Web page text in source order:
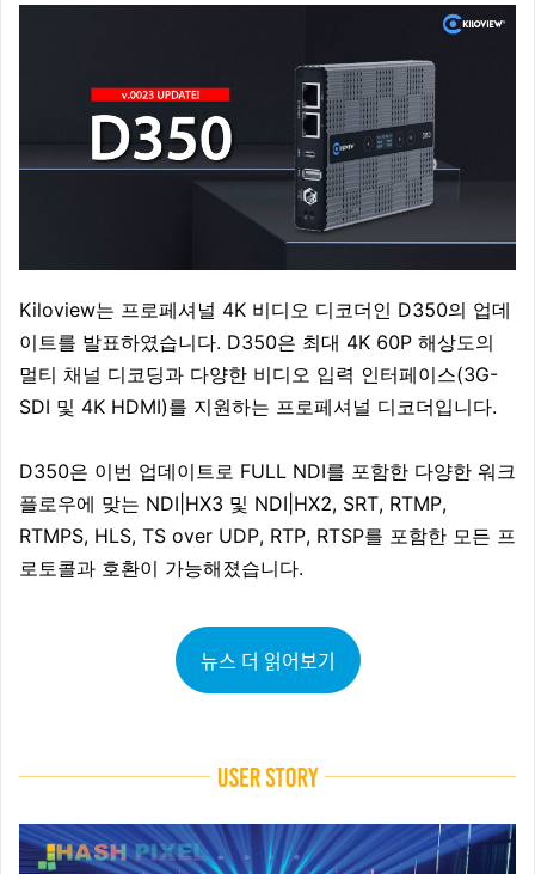
Kiloview는 프로페셔널 4K 비디오 디코더인 D350의 업데
이트를 발표하였습니다. D350은 최대 4K 60P 해상도의
멀티 채널 디코딩과 다양한 비디오 입력 인터페이스(3G-
SDI 및 4K HDMI)를 지원하는 프로페셔널 디코더입니다.
D350은 이번 업데이트로 FULL NDI를 포함한 다양한 워크
플로우에 맞는 NDI|HX3 및 NDI|HX2, SRT, RTMP,
RTMPS, HLS, TS over UDP, RTP, RTSP를 포함한 모든 프
로토콜과 호환이 가능해졌습니다.
뉴스 더 읽어보기